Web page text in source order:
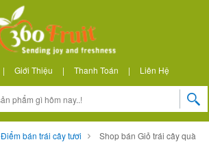
| Giới Thiệu | Thanh Toán | Liên Hệ
Điểm bán trái cây tươi
Shop bán Giỏ trái cây quà